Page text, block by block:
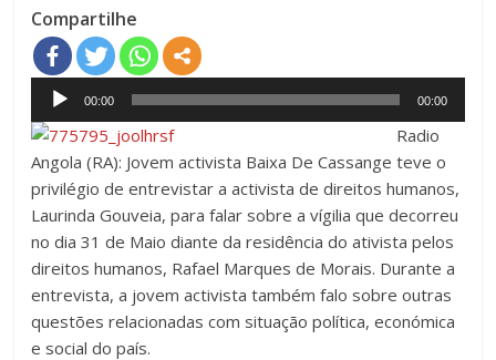
Compartilhe
Audio
Player
00:00 00:00
Radio
Angola (RA): Jovem activista Baixa De Cassange teve o
privilégio de entrevistar a activista de direitos humanos,
Laurinda Gouveia, para falar sobre a vígilia que decorreu
no dia 31 de Maio diante da residência do ativista pelos
direitos humanos, Rafael Marques de Morais. Durante a
entrevista, a jovem activista também falo sobre outras
questões relacionadas com situação política, económica
e social do país.